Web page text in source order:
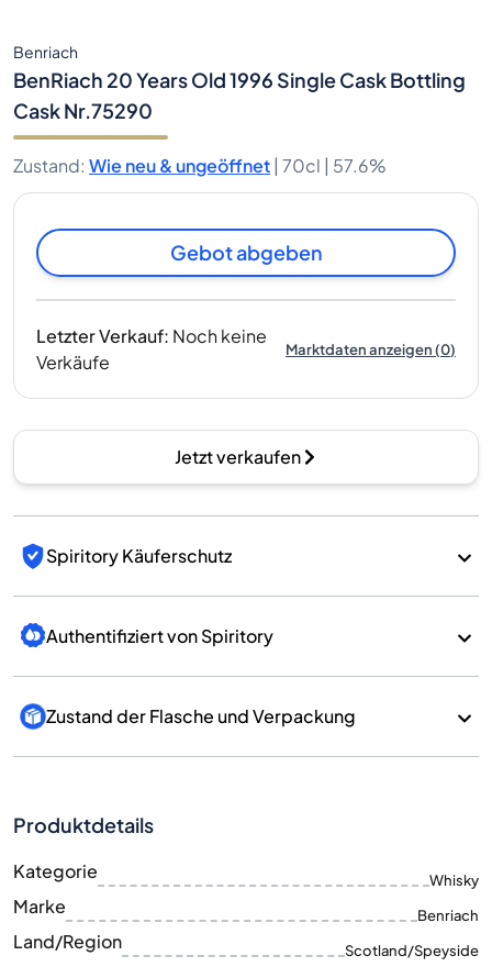
Benriach
BenRiach 20 Years Old 1996 Single Cask Bottling
Cask Nr.75290
Zustand: Wie neu & ungeöffnet | 70cl | 57.6%
Gebot abgeben
Letzter Verkauf: Noch keine
Verkäufe
Marktdaten anzeigen(0)
Jetzt verkaufen
Spiritory Käuferschutz
Authentifiziert von Spiritory
Zustand der Flasche und Verpackung
Produktdetails
Kategorie Whisky
Marke Benriach
Land/Region Scotland/Speyside